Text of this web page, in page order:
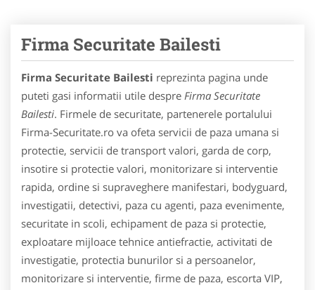
Firma Securitate Bailesti
Firma Securitate Bailesti reprezinta pagina unde
puteti gasi informatii utile despre Firma Securitate
Bailesti. Firmele de securitate, partenerele portalului
Firma-Securitate.ro va ofeta servicii de paza umana si
protectie, servicii de transport valori, garda de corp,
insotire si protectie valori, monitorizare si interventie
rapida, ordine si supraveghere manifestari, bodyguard,
investigatii, detectivi, paza cu agenti, paza evenimente,
securitate in scoli, echipament de paza si protectie,
exploatare mijloace tehnice antiefractie, activitati de
investigatie, protectia bunurilor si a persoanelor,
monitorizare si interventie, firme de paza, escorta VIP,